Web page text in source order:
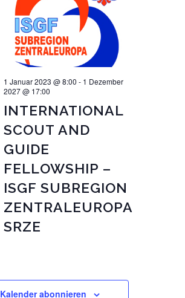
1 Januar 2023 @ 8:00 - 1 Dezember
2027 @ 17:00
INTERNATIONAL
SCOUT AND
GUIDE
FELLOWSHIP –
ISGF SUBREGION
ZENTRALEUROPA
SRZE
Kalender abonnieren